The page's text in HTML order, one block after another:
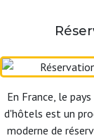
En France, le
d'hôtels est un
moderne de